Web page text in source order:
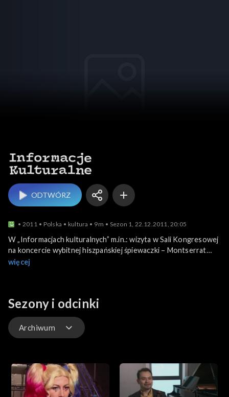
ODTWÓRZ
2011 Polska kultura 9m Sezon 1, 22.12.2011, 20:05
W „Informacjach kulturalnych” m.in.: wizyta w Sali Kongresowej
na koncercie wybitnej hiszpańskiej śpiewaczki – Montserrat
Caballé, zaproszenie do Muzeum Sztuk Plastycznych im.
więcej
Sezony i odcinki
Archiwum
Archiwum